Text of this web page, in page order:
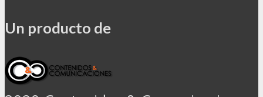
Un producto de